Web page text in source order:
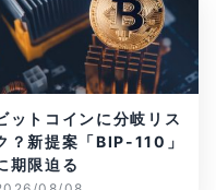
ットコインに分岐リス
？新提案「BIP-110」
期限迫る